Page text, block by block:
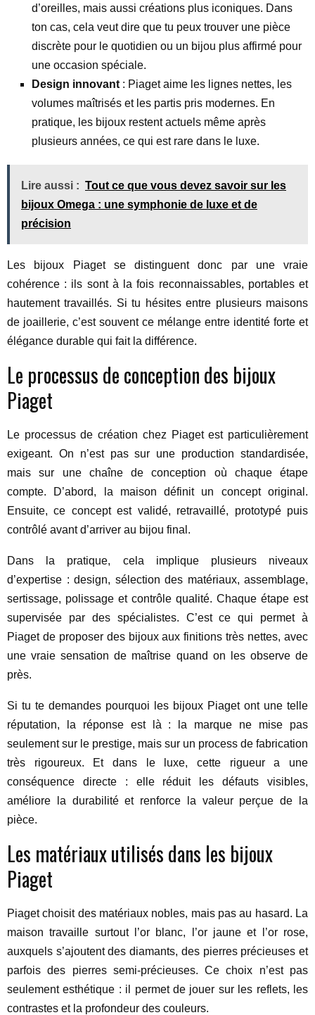
d’oreilles, mais aussi créations plus iconiques. Dans
ton cas, cela veut dire que tu peux trouver une pièce
discrète pour le quotidien ou un bijou plus affirmé pour
une occasion spéciale.
Design innovant : Piaget aime les lignes nettes, les
volumes maîtrisés et les partis pris modernes. En
pratique, les bijoux restent actuels même après
plusieurs années, ce qui est rare dans le luxe.
Lire aussi : Tout ce que vous devez savoir sur les
bijoux Omega : une symphonie de luxe et de
précision
Les bijoux Piaget se distinguent donc par une vraie
cohérence : ils sont à la fois reconnaissables, portables et
hautement travaillés. Si tu hésites entre plusieurs maisons
de joaillerie, c’est souvent ce mélange entre identité forte et
élégance durable qui fait la différence.
Le processus de conception des bijoux
Piaget
Le processus de création chez Piaget est particulièrement
exigeant. On n’est pas sur une production standardisée,
mais sur une chaîne de conception où chaque étape
compte. D’abord, la maison définit un concept original.
Ensuite, ce concept est validé, retravaillé, prototypé puis
contrôlé avant d’arriver au bijou final.
Dans la pratique, cela implique plusieurs niveaux
d’expertise : design, sélection des matériaux, assemblage,
sertissage, polissage et contrôle qualité. Chaque étape est
supervisée par des spécialistes. C’est ce qui permet à
Piaget de proposer des bijoux aux finitions très nettes, avec
une vraie sensation de maîtrise quand on les observe de
près.
Si tu te demandes pourquoi les bijoux Piaget ont une telle
réputation, la réponse est là : la marque ne mise pas
seulement sur le prestige, mais sur un process de fabrication
très rigoureux. Et dans le luxe, cette rigueur a une
conséquence directe : elle réduit les défauts visibles,
améliore la durabilité et renforce la valeur perçue de la
pièce.
Les matériaux utilisés dans les bijoux
Piaget
Piaget choisit des matériaux nobles, mais pas au hasard. La
maison travaille surtout l’or blanc, l’or jaune et l’or rose,
auxquels s’ajoutent des diamants, des pierres précieuses et
parfois des pierres semi-précieuses. Ce choix n’est pas
seulement esthétique : il permet de jouer sur les reflets, les
contrastes et la profondeur des couleurs.